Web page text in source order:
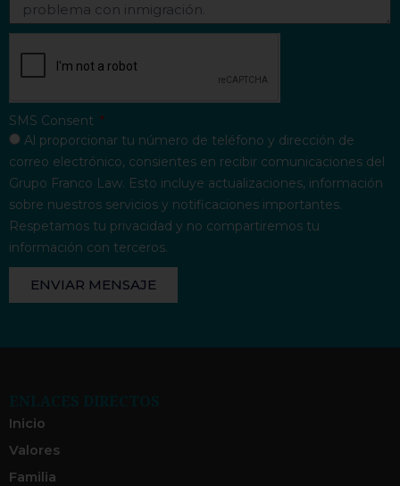
SMS Consent
Al proporcionar tu número de teléfono y dirección de
correo electrónico, consientes en recibir comunicaciones del
Grupo Franco Law. Esto incluye actualizaciones, información
sobre nuestros servicios y notificaciones importantes.
Respetamos tu privacidad y no compartiremos tu
información con terceros.
ENVIAR MENSAJE
Inicio
Valores
Familia